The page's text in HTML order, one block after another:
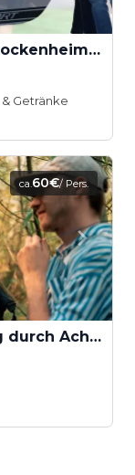
Sportwagen fahren auf dem Hockenheimring
Getränke
ca.60€/ Pers.
Natur verbindet: Teambuilding durch Achtsamkeit und Selbstreflexion